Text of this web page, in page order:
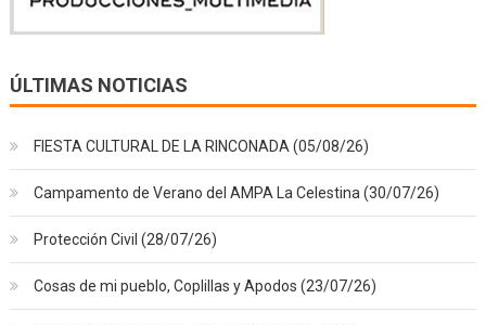
ÚLTIMAS NOTICIAS
FIESTA CULTURAL DE LA RINCONADA (05/08/26)
Campamento de Verano del AMPA La Celestina (30/07/26)
Protección Civil (28/07/26)
Cosas de mi pueblo, Coplillas y Apodos (23/07/26)